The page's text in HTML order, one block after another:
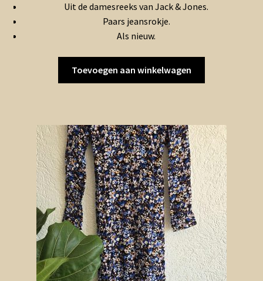
was:
€7.50.
is:
€3.75.
Uit de damesreeks van Jack & Jones.
Paars jeansrokje.
Als nieuw.
Toevoegen aan winkelwagen